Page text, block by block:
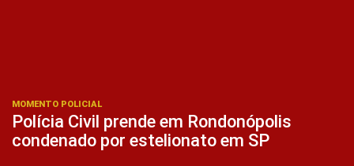
MOMENTO POLICIAL
Polícia Civil prende em Rondonópolis
condenado por estelionato em SP